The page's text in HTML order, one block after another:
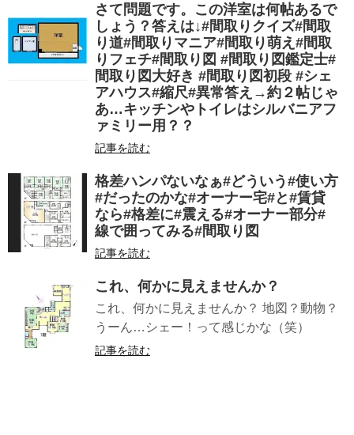
さて問題です。この洋室は何帖あるで
しょう？答えは↓#間取りクイズ#間取
り道#間取りマニア#間取り萌え#間取
りフェチ#間取り図 #間取り図鑑定士#
間取り図大好き #間取り図初段 #シェ
アハウス#縮尺#異常答え→約２帖じゃ
あ…キッチンやトイレはシルバニアフ
ァミリー用？？
記事を読む
格差ハンパないなぁ#どういう#使い方
#だったのかな#オーナー宅#と#賃貸
なら#格差に#震える#オーナー部分#
線で囲ってみる#間取り図
記事を読む
これ、何かに見えませんか？
これ、何かに見えませんか？ 地図？動物？
うーん…シェー！って感じかな（笑）
記事を読む